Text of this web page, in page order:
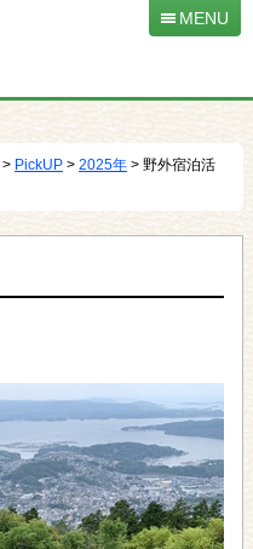
MENU
> PickUP > 2025年 > 野外宿泊活